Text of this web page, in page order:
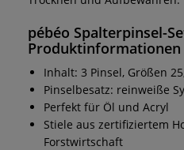
pébéo Spalterpinsel-
Produktinformationen
Inhalt: 3 Pinsel, Größen
Pinselbesatz: reinweiße
Perfekt für Öl und Acryl
Stiele aus zertifiziertem
Forstwirtschaft